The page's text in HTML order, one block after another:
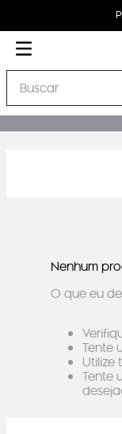
Buscar
Nenhum
O que eu
Tente
Utilize
Tente